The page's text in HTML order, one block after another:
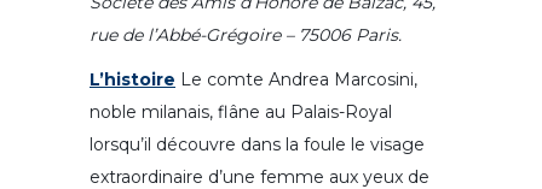
rue de l’Abbé-Grégoire – 75006 Paris.
L’histoire Le comte Andrea Marcosini,
noble milanais, flâne au Palais-Royal
lorsqu’il découvre dans la foule le visage
extraordinaire d’une femme aux yeux de